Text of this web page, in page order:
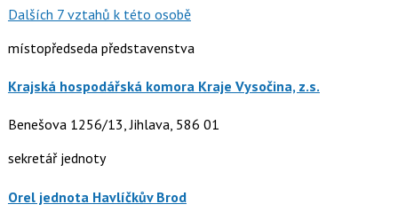
Dalších 7 vztahů k této osobě
místopředseda představenstva
Krajská hospodářská komora Kraje Vysočina, z.s.
Benešova 1256/13, Jihlava, 586 01
sekretář jednoty
Orel jednota Havlíčkův Brod